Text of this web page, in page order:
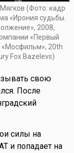
(Фото: кадр
«Ирония судьбы.
2008,
«Первый
«Мосфильм», 20th
Fox Bazelevs)
свою
После
силы на
и попадает на